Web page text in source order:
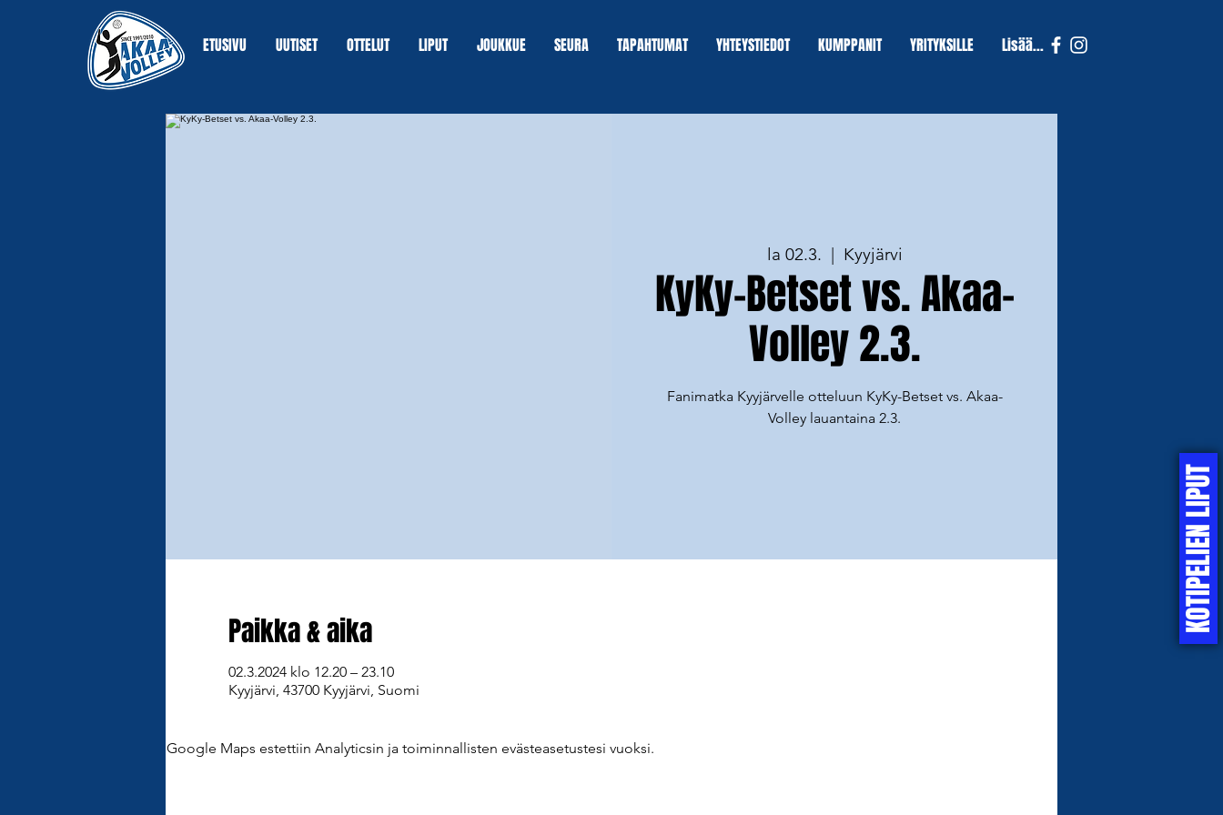
ETUSIVU UUTISET OTTELUT LIPUT JOUKKUE SEURA TAPAHTUMAT YHTEYSTIEDOT KUMPPANIT YRITYKSILLE Lisää...
KOTIPELIEN LIPUT
la 02.3.
  |
Kyyjärvi
KyKy-Betset vs. Akaa-
Volley 2.3.
Fanimatka Kyyjärvelle otteluun KyKy-Betset vs. Akaa-
Volley lauantaina 2.3.
Paikka & aika
02.3.2024 klo 12.20 – 23.10
Kyyjärvi, 43700 Kyyjärvi, Suomi
Google Maps estettiin Analyticsin ja toiminnallisten evästeasetustesi vuoksi.